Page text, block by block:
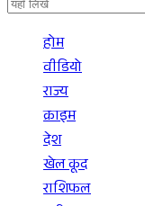
होम
वीडियो
राज्य
क्राइम
देश
खेल कूद
राशिफल